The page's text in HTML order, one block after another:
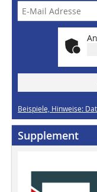
Beispiele, Hinweise:
Supplement